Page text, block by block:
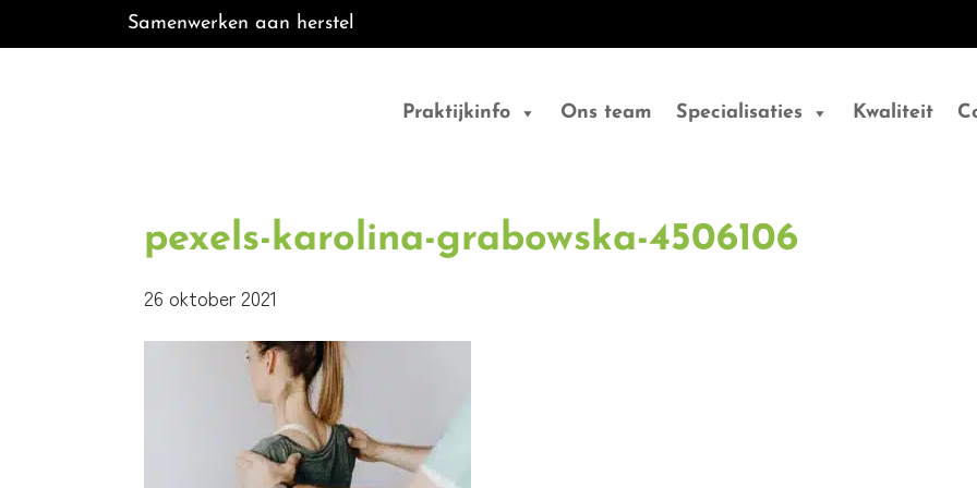
Samenwerken aan herstel
Praktijkinfo Ons team Specialisaties Kwaliteit
pexels-karolina-grabowska-4506106
26 oktober 2021